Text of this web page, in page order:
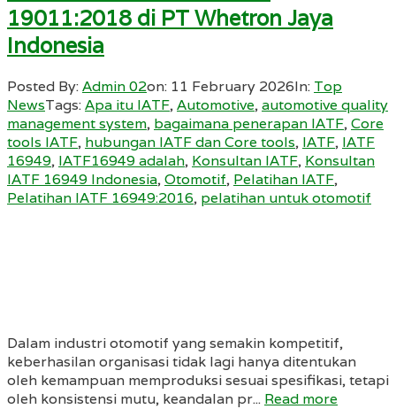
19011:2018 di PT Whetron Jaya
Indonesia
Posted By:Admin 02on: 11 February 2026In: Top
NewsTags:Apa itu IATF,Automotive,automotive quality
management system, bagaimana penerapan IATF,Core
tools IATF, hubungan IATF dan Core tools, IATF, IATF
16949, IATF16949 adalah, Konsultan IATF, Konsultan
IATF 16949 Indonesia,Otomotif, Pelatihan IATF,
Pelatihan IATF 16949:2016, pelatihan untuk otomotif
Dalam industri otomotif yang semakin kompetitif,
keberhasilan organisasi tidak lagi hanya ditentukan
oleh kemampuan memproduksi sesuai spesifikasi, tetapi
oleh konsistensi mutu, keandalan pr... Read more